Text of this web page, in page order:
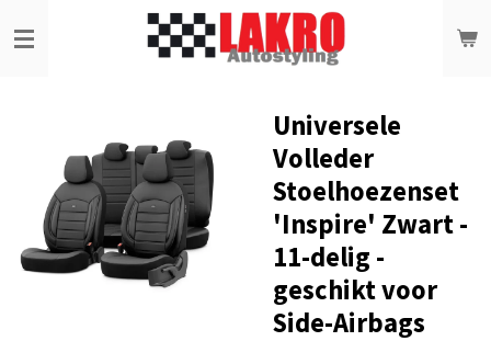
direct
Universele
Volleder
Stoelhoezenset
'Inspire' Zwart -
11-delig -
geschikt voor
Side-Airbags